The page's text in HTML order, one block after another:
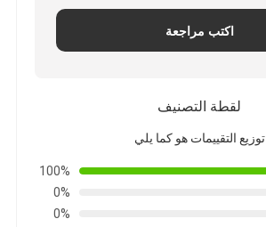
اكتب مراجعة
لقطة التصنيف
توزيع التقييمات هو كما يلي
100%
0%
0%